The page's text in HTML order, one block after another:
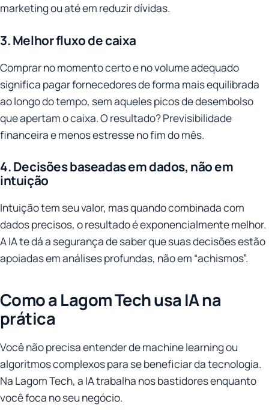
marketing ou até em reduzir dívidas.
3. Melhor fluxo de caixa
Comprar no momento certo e no volume adequado
significa pagar fornecedores de forma mais equilibrada
ao longo do tempo, sem aqueles picos de desembolso
que apertam o caixa. O resultado? Previsibilidade
financeira e menos estresse no fim do mês.
4. Decisões baseadas em dados, não em
intuição
Intuição tem seu valor, mas quando combinada com
dados precisos, o resultado é exponencialmente melhor.
A IA te dá a segurança de saber que suas decisões estão
apoiadas em análises profundas, não em “achismos”.
Como a Lagom Tech usa IA na
prática
Você não precisa entender de machine learning ou
algoritmos complexos para se beneficiar da tecnologia.
Na Lagom Tech, a IA trabalha nos bastidores enquanto
você foca no seu negócio.